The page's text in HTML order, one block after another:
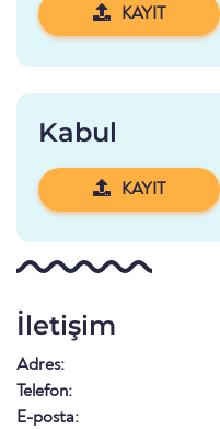
KAYIT
Kabul
KAYIT
İletişim
Adres:
Telefon:
E-posta: